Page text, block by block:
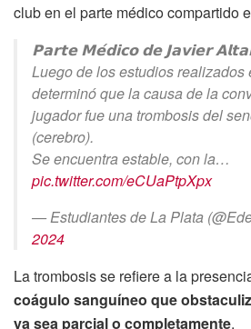
club en el parte médico compartido
𝗣𝗮𝗿𝘁𝗲 𝗠𝗲́𝗱𝗶𝗰𝗼 𝗱𝗲 𝗝𝗮𝘃𝗶𝗲𝗿
Luego de los estudios realizados
determinó que la causa de la
jugador fue una trombosis del
(cerebro).
Se encuentra estable, con la…
pic.twitter.com/eCUaPtpXpx
— Estudiantes de La Plata
2024
La trombosis se refiere a la
coágulo sanguíneo que
ya sea parcial o completamente.